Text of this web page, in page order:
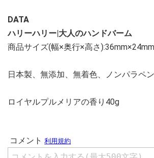
DATA
ハリーハリー|大人のハンドバーム
商品サイズ(幅×奥行×高さ
日本製、無添加、無着色、ノンパラペン
ロイヤルプルメリアの香り40g